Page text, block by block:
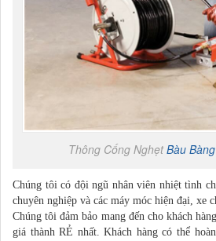
Thông Cống NghẹtBàu Bàng
Chúng tôi có đội ngũ nhân viên nhiệt tình
chuyên nghiệp và các máy móc hiện đại, xe
Chúng tôi đảm bảo mang đến cho khách
giá thành RẺ nhất. Khách hàng có thể